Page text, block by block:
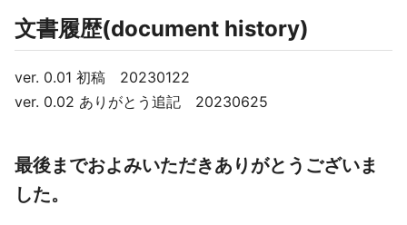
文書履歴(document history)
ver. 0.01 初稿 20230122
ver. 0.02 ありがとう追記 20230625
最後までおよみいただきありがとうございま
した。